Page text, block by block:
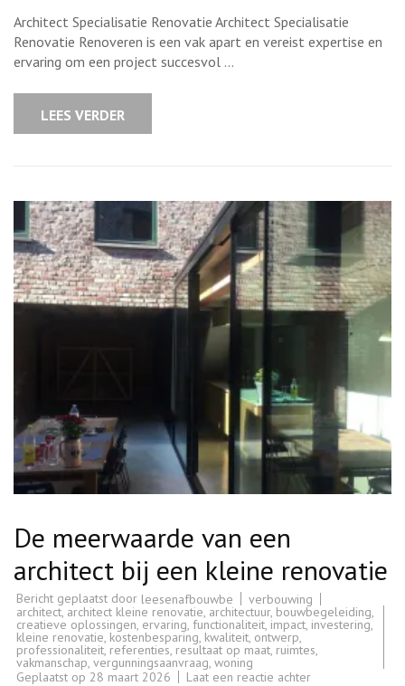
met
specialisatie
in
renovatie:
Architect Specialisatie Renovatie Architect Specialisatie
Renovatie Renoveren is een vak apart en vereist expertise en
ervaring om een project succesvol …
LEES VERDER
De meerwaarde van een
architect bij een kleine renovatie
Bericht geplaatst door leesenafbouwbe
verbouwing
architect, architect kleine renovatie, architectuur, bouwbegeleiding,
creatieve oplossingen, ervaring, functionaliteit, impact, investering,
kleine renovatie, kostenbesparing, kwaliteit, ontwerp,
professionaliteit, referenties, resultaat op maat, ruimtes,
vakmanschap, vergunningsaanvraag, woning
Geplaatst op 28 maart 2026 Laat een reactie achterop